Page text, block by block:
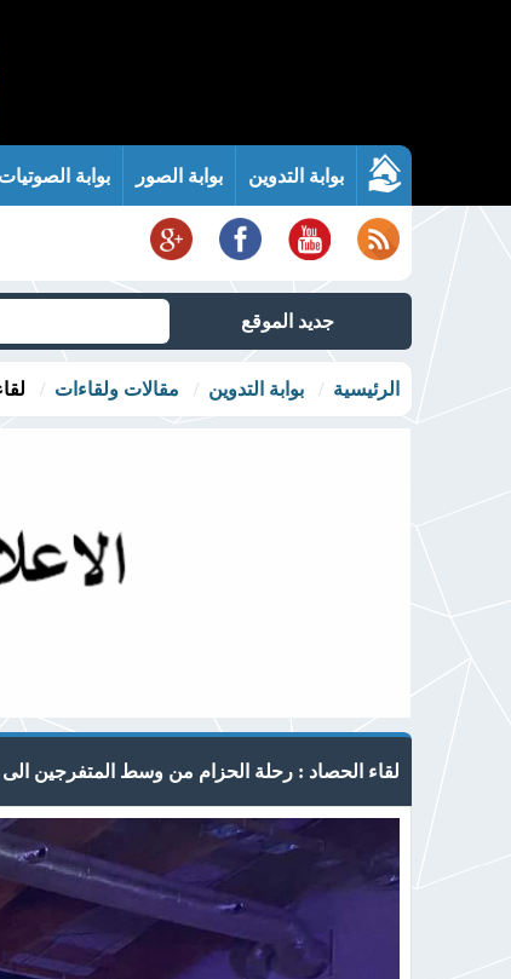
بوابة التدوين بوابة الصور بوابة الصوتيات
جديد الموقع
الرئيسية بوابة التدوين مقالات ولقاءات
لقاء الحصاد : رحلة الحزام من وسط المتفرجين